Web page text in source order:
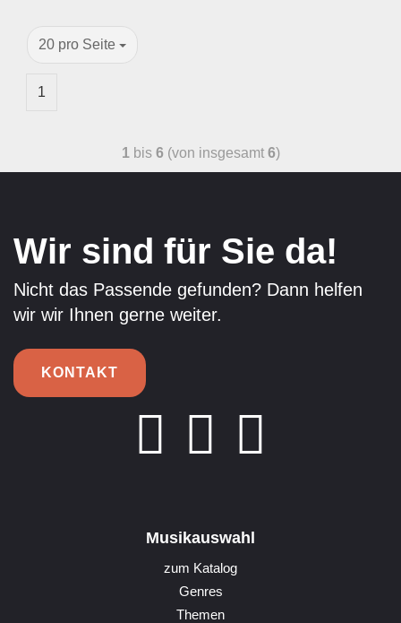
20 pro Seite
1
1bis 6(von insgesamt 6)
Wir sind für Sie da!
Nicht das Passende gefunden? Dann helfen
wir wir Ihnen gerne weiter.
KONTAKT
Musikauswahl
zum Katalog
Genres
Themen